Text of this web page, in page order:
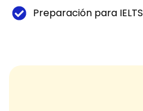
Preparación para IELTS